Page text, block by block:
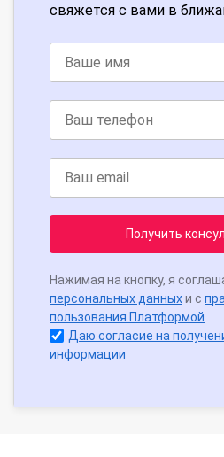
свяжется с вами в
Получить
Нажимая на кнопку, я
персональных данныхи с
пользования Платформой
Даю согласие на
информации